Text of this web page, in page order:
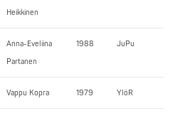
Heikkinen
Anna-Eveliina
Partanen
1988 JuPu
Vappu Kopra 1979 YlöR